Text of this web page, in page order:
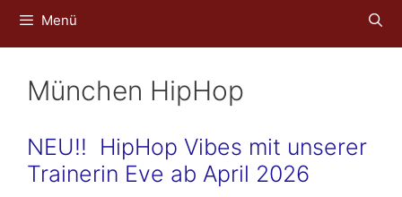
Menü
München HipHop
NEU!! HipHop Vibes mit unserer
Trainerin Eve ab April 2026